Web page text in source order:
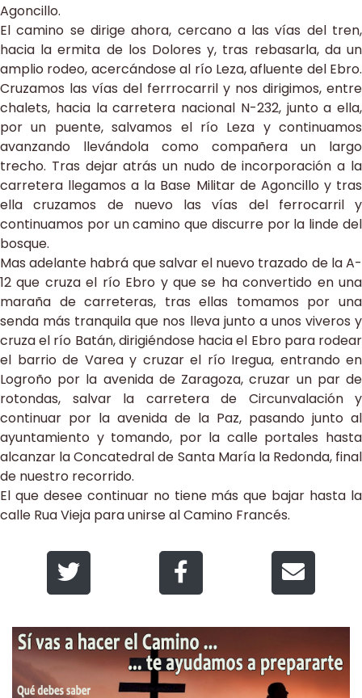
Agoncillo.
El camino se dirige ahora, cercano a las vías del tren,
hacia la ermita de los Dolores y, tras rebasarla, da un
amplio rodeo, acercándose al río Leza, afluente del Ebro.
Cruzamos las vías del ferrrocarril y nos dirigimos, entre
chalets, hacia la carretera nacional N-232, junto a ella,
por un puente, salvamos el río Leza y continuamos
avanzando llevándola como compañera un largo
trecho. Tras dejar atrás un nudo de incorporación a la
carretera llegamos a la Base Militar de Agoncillo y tras
ella cruzamos de nuevo las vías del ferrocarril y
continuamos por un camino que discurre por la linde del
bosque.
Mas adelante habrá que salvar el nuevo trazado de la A-
12 que cruza el río Ebro y que se ha convertido en una
maraña de carreteras, tras ellas tomamos por una
senda más tranquila que nos lleva junto a unos viveros y
cruza el río Batán, dirigiéndose hacia el Ebro para rodear
el barrio de Varea y cruzar el río Iregua, entrando en
Logroño por la avenida de Zaragoza, cruzar un par de
rotondas, salvar la carretera de Circunvalación y
continuar por la avenida de la Paz, pasando junto al
ayuntamiento y tomando, por la calle portales hasta
alcanzar la Concatedral de Santa María la Redonda, final
de nuestro recorrido.
El que desee continuar no tiene más que bajar hasta la
calle Rua Vieja para unirse al Camino Francés.